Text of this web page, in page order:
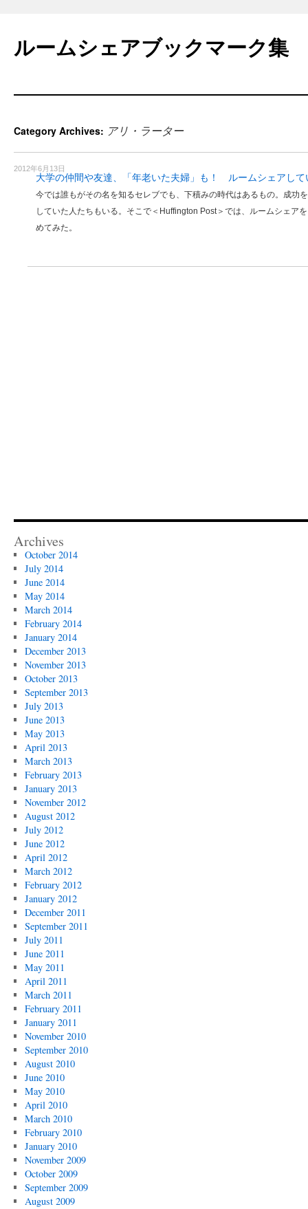
content
ルームシェアブックマーク集
Category Archives: アリ・ラーター
2012年6月13日
大学の仲間や友達、「年老いた夫婦」も！ ルームシェアして
今では誰もがその名を知るセレブでも、下積みの時代はあるもの。成功
していた人たちもいる。そこで＜Huffington Post＞では、ルームシェア
めてみた。
Archives
October 2014
July 2014
June 2014
May 2014
March 2014
February 2014
January 2014
December 2013
November 2013
October 2013
September 2013
July 2013
June 2013
May 2013
April 2013
March 2013
February 2013
January 2013
November 2012
August 2012
July 2012
June 2012
April 2012
March 2012
February 2012
January 2012
December 2011
September 2011
July 2011
June 2011
May 2011
April 2011
March 2011
February 2011
January 2011
November 2010
September 2010
August 2010
June 2010
May 2010
April 2010
March 2010
February 2010
January 2010
November 2009
October 2009
September 2009
August 2009